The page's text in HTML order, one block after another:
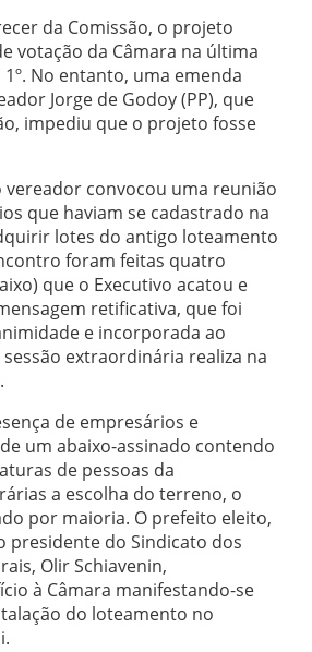
da Comissão, o projeto
votação da Câmara na última
No entanto, uma emenda
Jorge de Godoy (PP), que
impediu que o projeto fosse
vereador convocou uma reunião
que haviam se cadastrado na
lotes do antigo loteamento
foram feitas quatro
que o Executivo acatou e
retificativa, que foi
e incorporada ao
extraordinária realiza na
de empresários e
um abaixo-assinado contendo
de pessoas da
a escolha do terreno, o
por maioria. O prefeito eleito,
presidente do Sindicato dos
Olir Schiavenin,
à Câmara manifestando-se
do loteamento no